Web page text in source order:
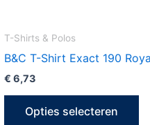
T-Shirts & Polos
B&C T-Shirt Exact 190
€ 6,73
Opties selecteren